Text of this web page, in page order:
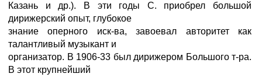
Казань и др.). В эти годы С. приобрел большой
дирижерский опыт, глубокое
знание оперного иск-ва, завоевал авторитет как
талантливый музыкант и
организатор. В 1906-33 был дирижером Большого т-ра.
В этот крупнейший